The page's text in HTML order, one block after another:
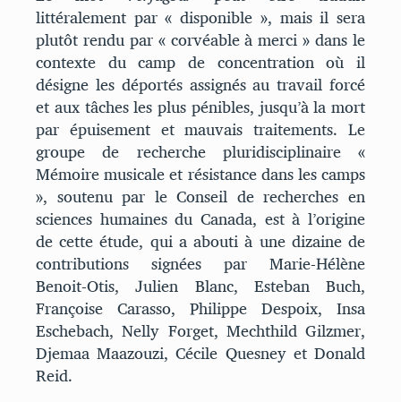
littéralement par « disponible », mais il sera
plutôt rendu par « corvéable à merci » dans le
contexte du camp de concentration où il
désigne les déportés assignés au travail forcé
et aux tâches les plus pénibles, jusqu’à la mort
par épuisement et mauvais traitements. Le
groupe de recherche pluridisciplinaire «
Mémoire musicale et résistance dans les camps
», soutenu par le Conseil de recherches en
sciences humaines du Canada, est à l’origine
de cette étude, qui a abouti à une dizaine de
contributions signées par Marie-Hélène
Benoit-Otis, Julien Blanc, Esteban Buch,
Françoise Carasso, Philippe Despoix, Insa
Eschebach, Nelly Forget, Mechthild Gilzmer,
Djemaa Maazouzi, Cécile Quesney et Donald
Reid.